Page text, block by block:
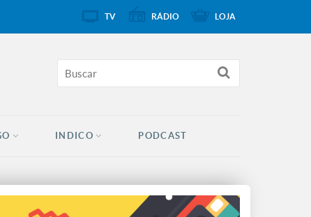
INDICO PODCAST
TV RÁDIO LOJA